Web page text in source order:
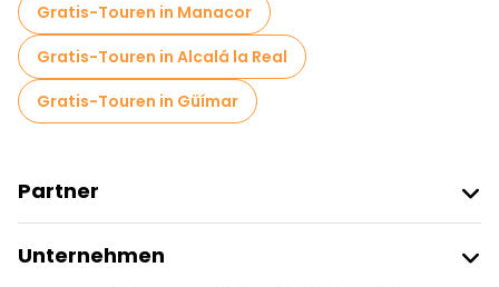
Gratis-Touren in Manacor
Gratis-Touren in Alcalá la Real
Gratis-Touren in Güímar
Partner
Anbieter-Anmeldung
Unternehmen